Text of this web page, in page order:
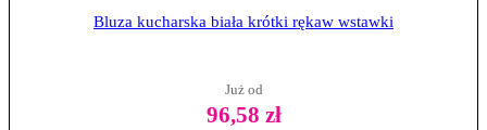
Bluza kucharska biała krótki rękaw wstawki
Już od
96,58 zł